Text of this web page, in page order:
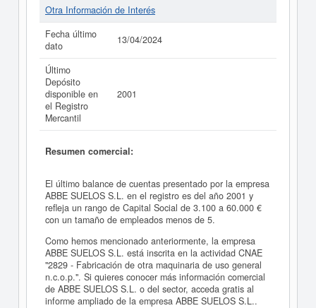
Otra Información de Interés
Fecha último
dato
13/04/2024
Último
Depósito
disponible en
el Registro
Mercantil
2001
Resumen comercial:
El último balance de cuentas presentado por la empresa
ABBE SUELOS S.L. en el registro es del año 2001 y
refleja un rango de Capital Social de 3.100 a 60.000 €
con un tamaño de empleados menos de 5.
Como hemos mencionado anteriormente, la empresa
ABBE SUELOS S.L. está inscrita en la actividad CNAE
"2829 - Fabricación de otra maquinaria de uso general
n.c.o.p.". Si quieres conocer más información comercial
de ABBE SUELOS S.L. o del sector, acceda gratis al
informe ampliado de la empresa ABBE SUELOS S.L..